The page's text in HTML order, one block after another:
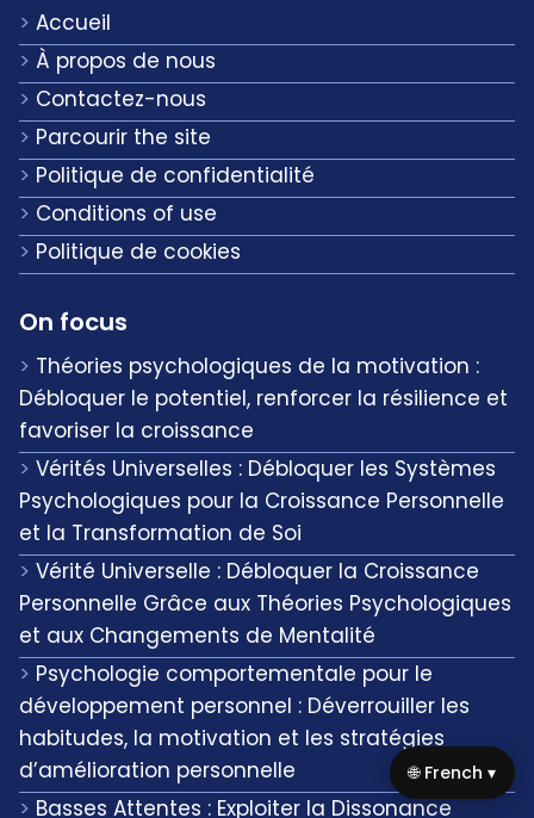
Accueil
À propos de nous
Contactez-nous
Parcourir the site
Politique de confidentialité
Conditions of use
Politique de cookies
On focus
Théories psychologiques de la motivation :
Débloquer le potentiel, renforcer la résilience et
favoriser la croissance
Vérités Universelles : Débloquer les Systèmes
Psychologiques pour la Croissance Personnelle
et la Transformation de Soi
Vérité Universelle : Débloquer la Croissance
Personnelle Grâce aux Théories Psychologiques
et aux Changements de Mentalité
Psychologie comportementale pour le
développement personnel : Déverrouiller les
habitudes, la motivation et les stratégies
d’amélioration personnelle
Basses Attentes : Exploiter la Dissonance
🌐 French ▾